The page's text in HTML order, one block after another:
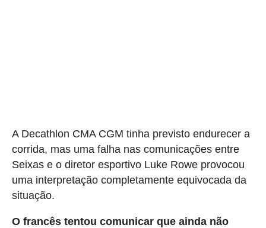
A Decathlon CMA CGM tinha previsto endurecer a
corrida, mas uma falha nas comunicações entre
Seixas e o diretor esportivo Luke Rowe provocou
uma interpretação completamente equivocada da
situação.
O francês tentou comunicar que ainda não